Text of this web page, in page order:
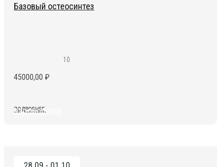
10
Базовый остеосинтез
45000,00 ₽
ПОДРОБНЕЕ
Кардиология